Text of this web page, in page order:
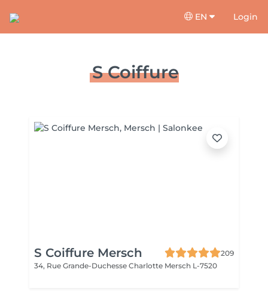
EN Login
S Coiffure
S Coiffure Mersch
209
34, Rue Grande-Duchesse Charlotte Mersch L-7520